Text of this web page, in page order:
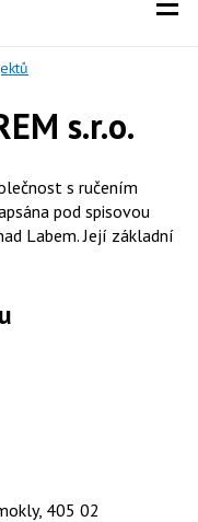
s.r.o.
s ručením
pod spisovou
Labem. Její základní
405 02